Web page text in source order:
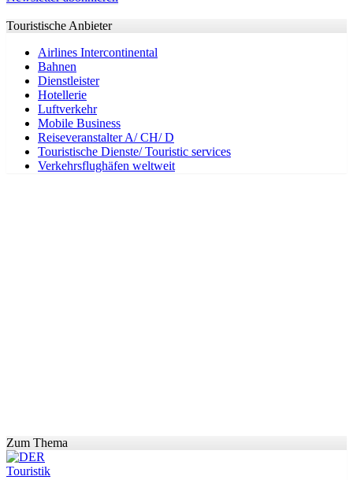
Touristische Anbieter
Airlines Intercontinental
Bahnen
Dienstleister
Hotellerie
Luftverkehr
Mobile Business
Reiseveranstalter A/ CH/ D
Touristische Dienste/ Touristic services
Verkehrsflughäfen weltweit
Zum Thema